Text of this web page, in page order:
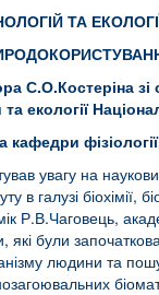
ТА
С.О.Костеріна
екології
кафедри
увагу на
біохімії,
Р.В.Чаговець,
які були
людини та